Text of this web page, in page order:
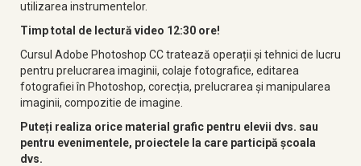
utilizarea instrumentelor.
Timp total de lectură video 12:30 ore!
Cursul Adobe Photoshop CC tratează operații și tehnici de lucru
pentru prelucrarea imaginii, colaje fotografice, editarea
fotografiei în Photoshop, corecția, prelucrarea și manipularea
imaginii, compozitie de imagine.
Puteți realiza orice material grafic pentru elevii dvs. sau
pentru evenimentele, proiectele la care participă școala
dvs.